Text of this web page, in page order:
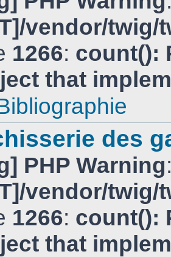
vendor/
1266: count():
that
des
PHP Warning
vendor/
1266: count():
that